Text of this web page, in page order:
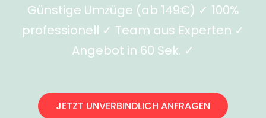
Günstige Umzüge (ab 149€) ✓ 100%
professionell ✓ Team aus Experten ✓
Angebot in 60 Sek. ✓
JETZT UNVERBINDLICH ANFRAGEN